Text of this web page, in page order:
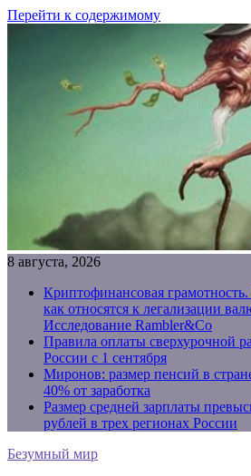
Перейти к содержимому
8 августа, 2026
Криптофинансовая грамотность.
как относятся к легализации
Исследование Rambler&Co
Правила оплаты сверхурочной
России с 1 сентября
Миронов: размер пенсий в
40% от заработка
Размер средней зарплаты
рублей в трех регионах России
Безумный мир